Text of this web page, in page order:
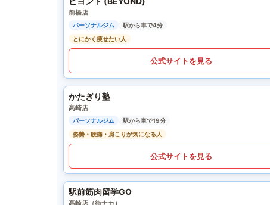
前橋店
パーソナルジム
駅から車で4分
とにかく痩せたい人
公式サイトを見る
かたぎり塾
高崎店
パーソナルジム
駅から車で19分
姿勢・腰痛・肩こりが気になる人
公式サイトを見る
駅前筋肉留学GO